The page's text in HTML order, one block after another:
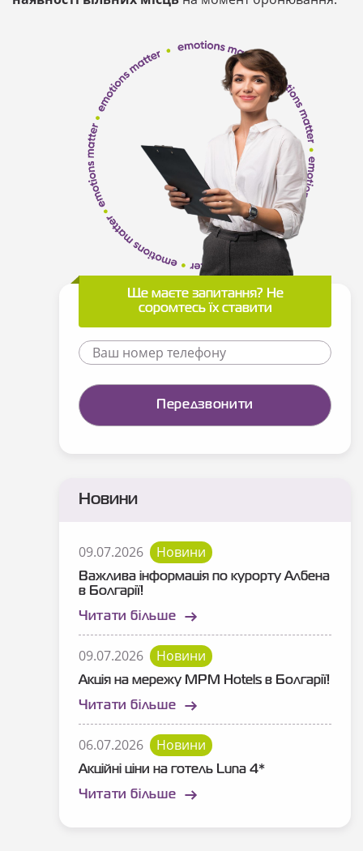
Ще маєте запитання? Не
соромтесь їх ставити
Новини
09.07.2026 Новини
Важлива інформація по курорту Албена
в Болгарії!
Читати більше
09.07.2026 Новини
Акція на мережу MPM Hotels в Болгарії!
Читати більше
06.07.2026 Новини
Акційні ціни на готель Luna 4*
Читати більше